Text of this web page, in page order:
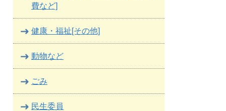
費など]
健康・福祉[その他]
動物など
ごみ
民生委員